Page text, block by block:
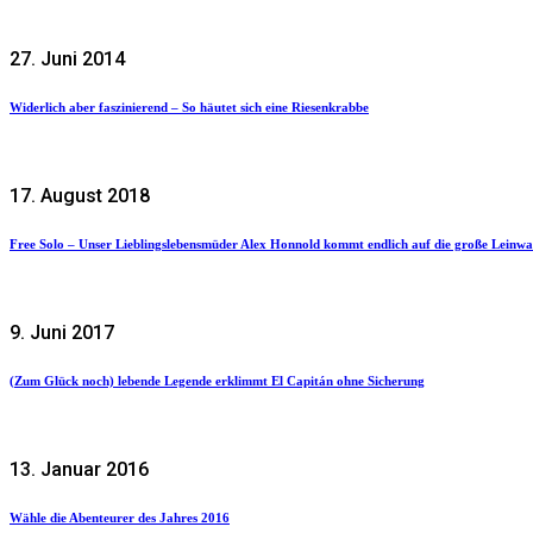
27. Juni 2014
Widerlich aber faszinierend – So häutet sich eine Riesenkrabbe
17. August 2018
Free Solo – Unser Lieblingslebensmüder Alex Honnold kommt endlich auf die große
9. Juni 2017
(Zum Glück noch) lebende Legende erklimmt El Capitán ohne Sicherung
13. Januar 2016
Wähle die Abenteurer des Jahres 2016